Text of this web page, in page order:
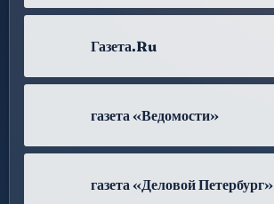
Газета.Ru
газета «Ведомости»
газета «Деловой Петербург»